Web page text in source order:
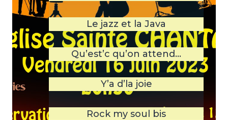
Le jazz et la Java
Qu’est’c qu’on attend…
Y’a d’la joie
Rock my soul bis